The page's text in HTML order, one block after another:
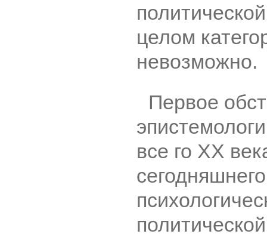
целом
невозможно.
Первое
все го XX